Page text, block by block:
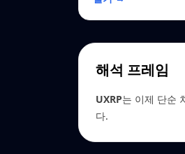
해석 프레임
UXRP는 이제 단순
다.